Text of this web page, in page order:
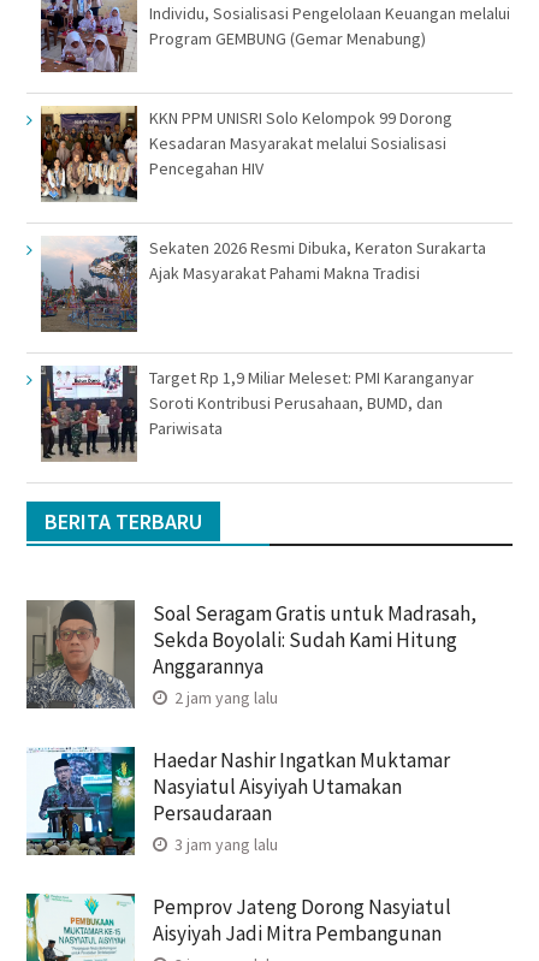
Individu, Sosialisasi Pengelolaan Keuangan melalui
Program GEMBUNG (Gemar Menabung)
KKN PPM UNISRI Solo Kelompok 99 Dorong
Kesadaran Masyarakat melalui Sosialisasi
Pencegahan HIV
Sekaten 2026 Resmi Dibuka, Keraton Surakarta
Ajak Masyarakat Pahami Makna Tradisi
Target Rp 1,9 Miliar Meleset: PMI Karanganyar
Soroti Kontribusi Perusahaan, BUMD, dan
Pariwisata
BERITA TERBARU
Soal Seragam Gratis untuk Madrasah,
Sekda Boyolali: Sudah Kami Hitung
Anggarannya
2 jam yang lalu
Haedar Nashir Ingatkan Muktamar
Nasyiatul Aisyiyah Utamakan
Persaudaraan
3 jam yang lalu
Pemprov Jateng Dorong Nasyiatul
Aisyiyah Jadi Mitra Pembangunan